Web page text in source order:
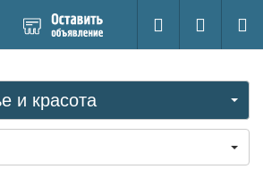
новое
Поиск
Вход на
и красота